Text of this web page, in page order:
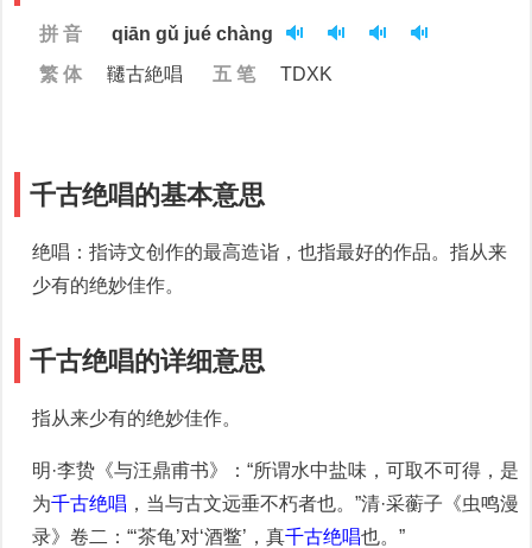
拼 音
qiān gǔ jué chàng
繁 体
韆古絶唱 五 笔 TDXK
千古绝唱的基本意思
绝唱：指诗文创作的最高造诣，也指最好的作品。指从来
少有的绝妙佳作。
千古绝唱的详细意思
指从来少有的绝妙佳作。
明·李贽《与汪鼎甫书》：“所谓水中盐味，可取不可得，是
为千古绝唱 ，当与古文远垂不朽者也。”清·采蘅子《虫鸣漫
录》卷二：“‘茶龟’对‘酒鳖’，真千古绝唱也。”